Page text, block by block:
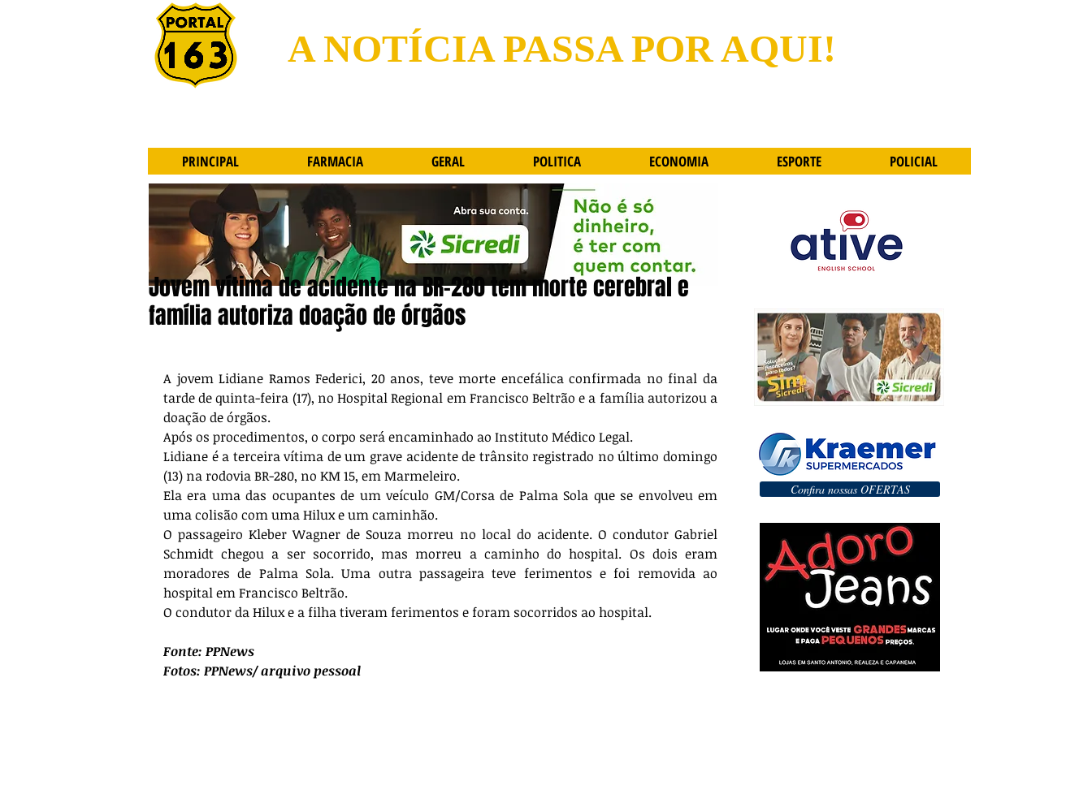
A NOTÍCIA PASSA POR AQUI!
Jovem vítima de acidente na BR-280 tem morte cerebral e
família autoriza doação de órgãos
A jovem Lidiane Ramos Federici, 20 anos, teve morte encefálica confirmada no final da
tarde de quinta-feira (17), no Hospital Regional em Francisco Beltrão e a família autorizou a
doação de órgãos.
Após os procedimentos, o corpo será encaminhado ao Instituto Médico Legal.
Lidiane é a terceira vítima de um grave acidente de trânsito registrado no último domingo
(13) na rodovia BR-280, no KM 15, em Marmeleiro.
Ela era uma das ocupantes de um veículo GM/Corsa de Palma Sola que se envolveu em
uma colisão com uma Hilux e um caminhão.
O passageiro Kleber Wagner de Souza morreu no local do acidente. O condutor Gabriel
Schmidt chegou a ser socorrido, mas morreu a caminho do hospital. Os dois eram
moradores de Palma Sola. Uma outra passageira teve ferimentos e foi removida ao
hospital em Francisco Beltrão.
O condutor da Hilux e a filha tiveram ferimentos e foram socorridos ao hospital.
Fonte: PPNews
Fotos: PPNews/ arquivo pessoal
Confira nossas OFERTAS
PRINCIPAL FARMACIA GERAL POLITICA ECONOMIA ESPORTE POLICIAL